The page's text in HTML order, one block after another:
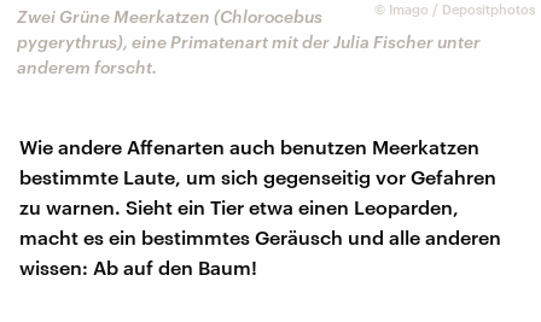
© Imago / Depositphotos
Zwei Grüne Meerkatzen (Chlorocebus
pygerythrus), eine Primatenart mit der Julia Fischer unter
anderem forscht.
Wie andere Affenarten auch benutzen Meerkatzen
bestimmte Laute, um sich gegenseitig vor Gefahren
zu warnen. Sieht ein Tier etwa einen Leoparden,
macht es ein bestimmtes Geräusch und alle anderen
wissen: Ab auf den Baum!